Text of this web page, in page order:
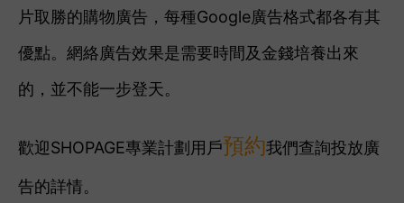
片取勝的購物廣告，每種Google廣告格式都各有其
優點。網絡廣告效果是需要時間及金錢培養出來
的，並不能一步登天。
歡迎SHOPAGE專業計劃用戶預約我們查詢投放廣
告的詳情。